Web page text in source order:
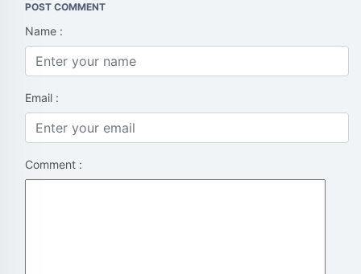
POST COMMENT
Name :
Email :
Comment :